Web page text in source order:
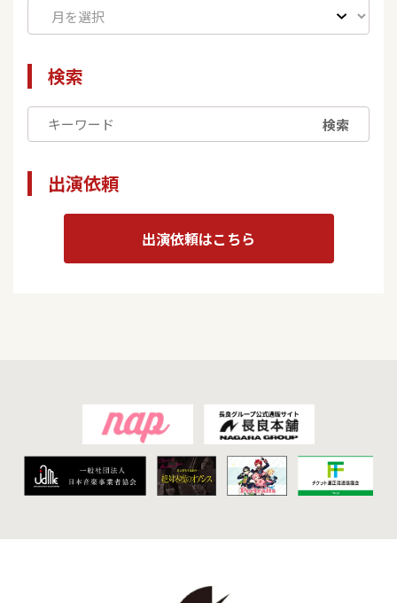
検索
検索
出演依頼
出演依頼はこちら